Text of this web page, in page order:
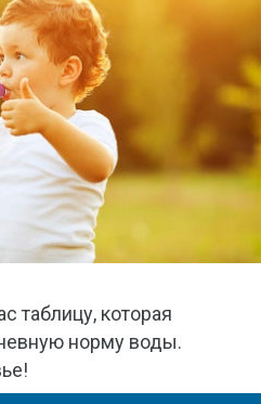
таблицу, которая
норму воды.